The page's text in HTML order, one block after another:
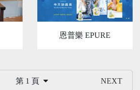
恩普樂 EPURE
第 1 頁 NEXT